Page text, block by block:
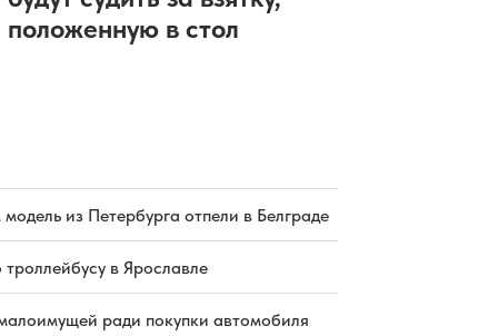
положенную в стол
из Петербурга отпели в Белграде
троллейбусу в Ярославле
ради покупки автомобиля